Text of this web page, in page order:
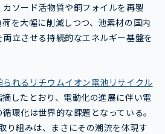
カソード活物質や銅フォイルを再製
を大幅に削減しつつ、池素材の国内
立させる持続的なエネルギー基盤を
られるリチウムイオン電池リサイクル
摘したとおり、電動化の進展に伴い電
環化は世界的な課題となっている。
組みは、まさにその潮流を体現す